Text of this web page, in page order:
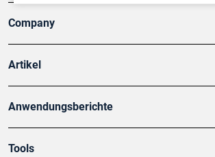
Company
Artikel
Anwendungsberichte
Tools